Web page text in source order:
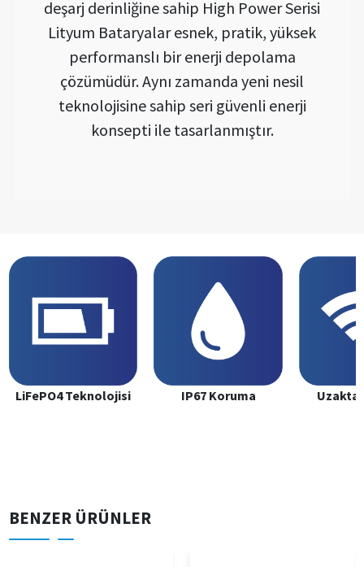
deşarj derinliğine sahip High Power Serisi
Lityum Bataryalar esnek, pratik, yüksek
performanslı bir enerji depolama
çözümüdür. Aynı zamanda yeni nesil
teknolojisine sahip seri güvenli enerji
konsepti ile tasarlanmıştır.
LiFePO4 Teknolojisi IP67 Koruma
BENZER ÜRÜNLER